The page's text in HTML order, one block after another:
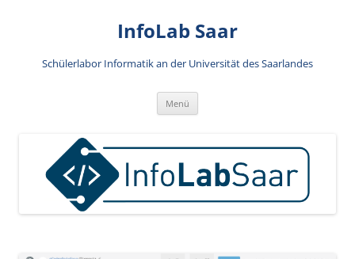
InfoLab Saar
Schülerlabor Informatik an der Universität des Saarlandes
Menü